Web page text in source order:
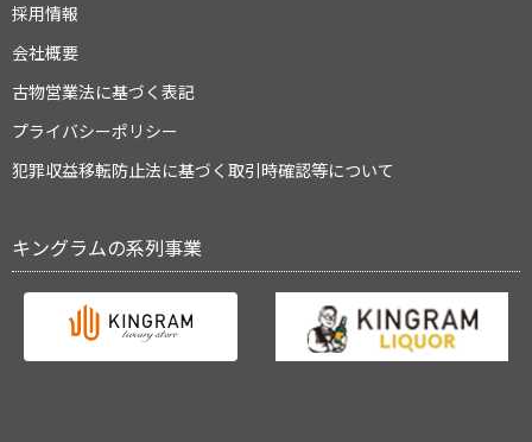
採用情報
会社概要
古物営業法に基づく表記
プライバシーポリシー
犯罪収益移転防止法に基づく取引時確認等について
キングラムの系列事業